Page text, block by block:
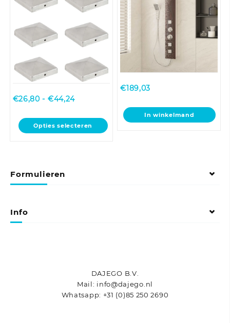
worden
de
productpagina
worden
op
de
productpagina
€26,80 - €44,24Prijsklasse:
tot
€44,24
Opties selecteren
Dit
product
Deze
optie
gekozen
€189,03
In winkelmand
Formulieren
Info
DAJEGO B.V.
Mail: info@dajego.nl
Whatsapp: +31 (0)85 250 2690